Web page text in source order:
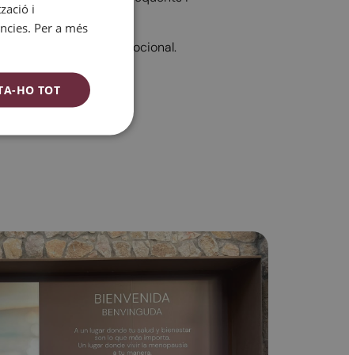
benestar físic i emocional.
CATALAN
ESPAÑOL
i
Per a més
HO TOT